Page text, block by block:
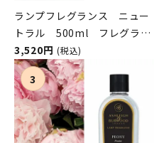
ランプフレグランス ニュー
トラル 500ml フレグラン
スランプ用オイル
ASHLEIGH&BURWOOD（ア
シュレイアンドバーウッド）
3,520円 (税込)